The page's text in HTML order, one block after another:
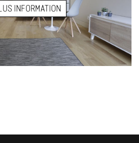
INFORMATION